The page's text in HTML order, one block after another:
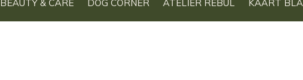
BEAUTY & CARE DOG CORNER ATELIER REBUL KAART